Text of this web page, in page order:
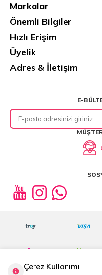
Markalar
Önemli Bilgiler
Hızlı Erişim
Üyelik
Adres & İletişim
E-
Çerez Kullanımı